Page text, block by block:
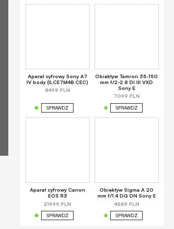
Aparat cyfrowy Sony A7
IV body (ILCE7M4B.CEC)
8499 PLN
SPRAWDŹ
Obiektyw Tamron 35-150
mm f/2-2.8 DI III VXD
Sony E
7099 PLN
SPRAWDŹ
Aparat cyfrowy Canon
EOS R3
21999 PLN
SPRAWDŹ
Obiektyw Sigma A 20
mm f/1.4 DG DN Sony E
4589 PLN
SPRAWDŹ